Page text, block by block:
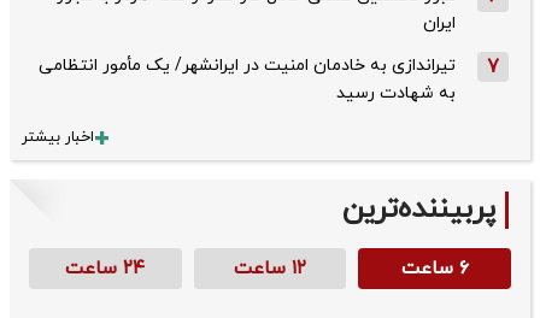
ایران
7
تیراندازی به خادمان امنیت در ایرانشهر/ یک مأمور انتظامی
به شهادت رسید
اخبار بیشتر
پربیننده‌ترین
۶ ساعت ۱۲ ساعت ۲۴ ساعت